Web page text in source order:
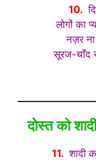
10.
लोगों का
नज़र
सूरज-चाँद
दोस्त को
11. शादी